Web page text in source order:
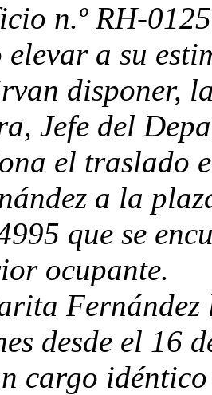
n.º RH-
elevar a su
disponer,
Jefe del
el traslado
a la
que se
ocupante.
desde el 16
cargo